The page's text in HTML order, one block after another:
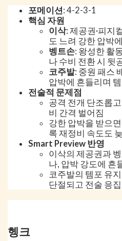
포메이션: 4-2-3-1
핵심 자원
이삭: 제공권·피지
도 느려 강한 압박
벵트손: 왕성한 활
나 수비 전환 시 뒷
코주발: 중원 패스
압박에 흔들리며
전술적 문제점
공격 전개 단조롭
비 간격 벌어짐
강한 압박을 받으
록 재정비 속도도
Smart Preview 반영
이삭의 제공권과
나, 압박 강도에 흔
코주발의 템포 유
단절되고 전술 응
헹크